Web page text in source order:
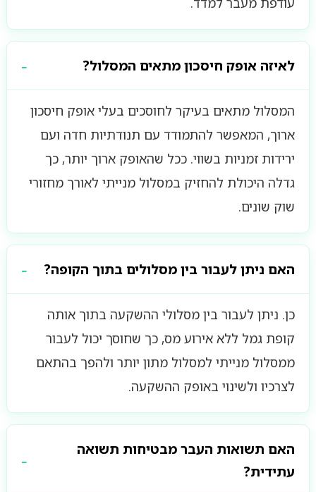
לאיזה אופק חיסכון מתאים המסלול?
המסלול מתאים בעיקר לחוסכים בעלי אופק חיסכון
ארוך, המאפשר להתמודד עם תנודתיות חדה ועם
ירידות זמניות בשווי. ככל שהאופק ארוך יותר, כך
גדלה היכולת להחזיק במסלול מנייתי לאורך מחזורי
שוק שונים.
האם ניתן לעבור בין מסלולים בתוך הקופה?
כן. ניתן לעבור בין מסלולי ההשקעה בתוך אותה
קופת גמל ללא אירוע מס, כך שחוסך יכול לעבור
ממסלול מנייתי למסלול מתון יותר ולהפך בהתאם
לצרכיו ולשינוי באופק ההשקעה.
האם תשואות העבר מבטיחות תשואה
עתידית?